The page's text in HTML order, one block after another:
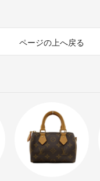
ページの上へ戻る